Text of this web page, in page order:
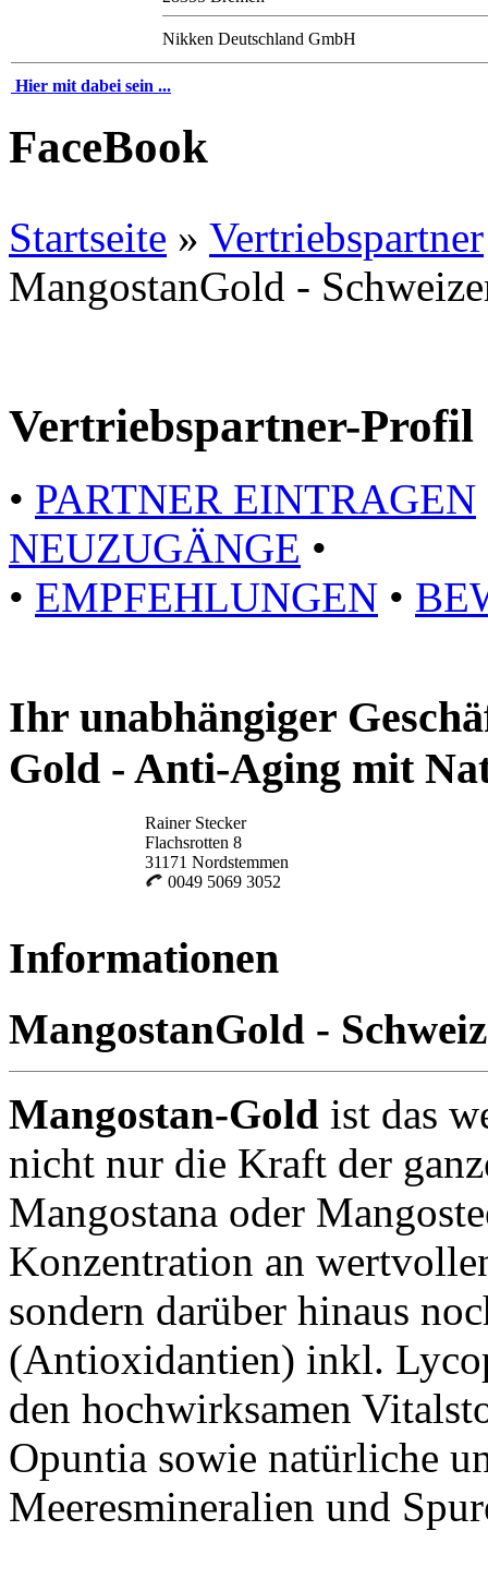
Nikken Deutschland GmbH
Hier mit dabei sein ...
FaceBook
Startseite » Vertriebspartner
MangostanGold -
Vertriebspartner-Profil
• PARTNER EINTRAGEN
NEUZUGÄNGE •
• EMPFEHLUNGEN •
Ihr unabhängiger
Gold - Anti-Aging mit
Rainer Stecker
Flachsrotten 8
31171 Nordstemmen
0049 5069 3052
Informationen
MangostanGold -
Mangostan-Gold ist das
nicht nur die Kraft der
Mangostana oder
Konzentration an
sondern darüber hinaus
(Antioxidantien) inkl.
den hochwirksamen
Opuntia sowie natürliche
Meeresmineralien und